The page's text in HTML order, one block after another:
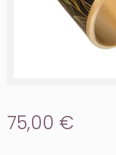
75,00 €